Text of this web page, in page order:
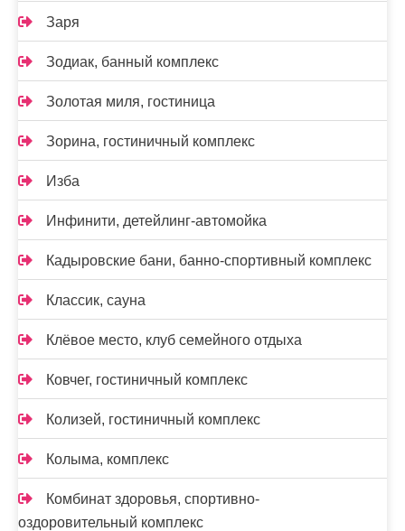
Заря
Зодиак, банный комплекс
Золотая миля, гостиница
Зорина, гостиничный комплекс
Изба
Инфинити, детейлинг-автомойка
Кадыровские бани, банно-спортивный комплекс
Классик, сауна
Клёвое место, клуб семейного отдыха
Ковчег, гостиничный комплекс
Колизей, гостиничный комплекс
Колыма, комплекс
Комбинат здоровья, спортивно-
оздоровительный комплекс